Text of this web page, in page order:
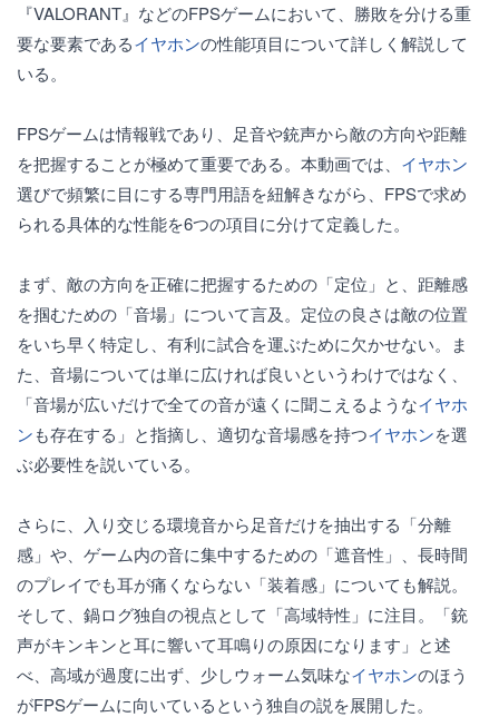
『VALORANT』などのFPSゲームにおいて、勝敗を分ける重
要な要素であるイヤホンの性能項目について詳しく解説して
いる。
FPSゲームは情報戦であり、足音や銃声から敵の方向や距離
を把握することが極めて重要である。本動画では、 イヤホン
選びで頻繁に目にする専門用語を紐解きながら、FPSで求め
られる具体的な性能を6つの項目に分けて定義した。
まず、敵の方向を正確に把握するための「定位」と、距離感
を掴むための「音場」について言及。定位の良さは敵の位置
をいち早く特定し、有利に試合を運ぶために欠かせない。ま
た、音場については単に広ければ良いというわけではなく、
「音場が広いだけで全ての音が遠くに聞こえるようなイヤホ
ンも存在する」と指摘し、適切な音場感を持つイヤホンを選
ぶ必要性を説いている。
さらに、入り交じる環境音から足音だけを抽出する「分離
感」や、ゲーム内の音に集中するための「遮音性」、長時間
のプレイでも耳が痛くならない「装着感」についても解説。
そして、鍋ログ独自の視点として「高域特性」に注目。「銃
声がキンキンと耳に響いて耳鳴りの原因になります」と述
べ、高域が過度に出ず、少しウォーム気味なイヤホンのほう
がFPSゲームに向いているという独自の説を展開した。